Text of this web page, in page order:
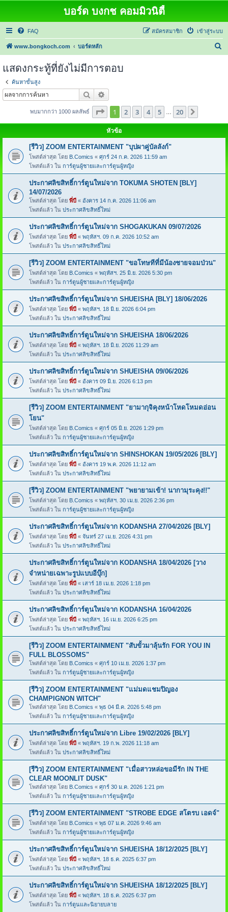
บอร์ด บงกช คอมมิวนิตี้
FAQ เข้าสู่ระบบ
สมัครสมาชิก
www.bongkoch.com บอร์ดหลัก
แสดงกระทู้ที่ยังไม่มีการตอบ
ค้นหาขั้นสูง
ค้นหา
พบมากกว่า 1000 ผลลัพธ์ หน้า จากทั้งหมด 20
1 2 3 4 5 20
หัวข้อ
[รีวิว] ZOOM ENTERTAINMENT "บุปผาคู่บัลลังก์"
โพสต์ล่าสุด โดย B.Comics « ศุกร์ 24 ก.ค. 2026 11:59 am
โพสต์แล้ว ใน การ์ตูนผู้ชายและการ์ตูนผู้หญิง
ประกาศลิขสิทธิ์การ์ตูนใหม่จาก TOKUMA SHOTEN [BLY]
14/07/2026
โพสต์ล่าสุด โดย พี่บี « อังคาร 14 ก.ค. 2026 11:06 am
โพสต์แล้ว ใน ประกาศลิขสิทธิ์ใหม่
ประกาศลิขสิทธิ์การ์ตูนใหม่จาก SHOGAKUKAN 09/07/2026
โพสต์ล่าสุด โดย พี่บี « พฤหัสฯ. 09 ก.ค. 2026 10:52 am
โพสต์แล้ว ใน ประกาศลิขสิทธิ์ใหม่
[รีวิว] ZOOM ENTERTAINMENT "ขอโทษทีที่มีน้องชายจอมป่วน"
โพสต์ล่าสุด โดย B.Comics « พฤหัสฯ. 25 มิ.ย. 2026 5:30 pm
โพสต์แล้ว ใน การ์ตูนผู้ชายและการ์ตูนผู้หญิง
ประกาศลิขสิทธิ์การ์ตูนใหม่จาก SHUEISHA [BLY] 18/06/2026
โพสต์ล่าสุด โดย พี่บี « พฤหัสฯ. 18 มิ.ย. 2026 6:04 pm
โพสต์แล้ว ใน ประกาศลิขสิทธิ์ใหม่
ประกาศลิขสิทธิ์การ์ตูนใหม่จาก SHUEISHA 18/06/2026
โพสต์ล่าสุด โดย พี่บี « พฤหัสฯ. 18 มิ.ย. 2026 11:29 am
โพสต์แล้ว ใน ประกาศลิขสิทธิ์ใหม่
ประกาศลิขสิทธิ์การ์ตูนใหม่จาก SHUEISHA 09/06/2026
โพสต์ล่าสุด โดย พี่บี « อังคาร 09 มิ.ย. 2026 6:13 pm
โพสต์แล้ว ใน ประกาศลิขสิทธิ์ใหม่
[รีวิว] ZOOM ENTERTAINMENT "ยามากุจิคุงหน้าโหดโหมดอ่อน
โยน"
โพสต์ล่าสุด โดย B.Comics « ศุกร์ 05 มิ.ย. 2026 1:29 pm
โพสต์แล้ว ใน การ์ตูนผู้ชายและการ์ตูนผู้หญิง
ประกาศลิขสิทธิ์การ์ตูนใหม่จาก SHINSHOKAN 19/05/2026 [BLY]
โพสต์ล่าสุด โดย พี่บี « อังคาร 19 พ.ค. 2026 11:12 am
โพสต์แล้ว ใน ประกาศลิขสิทธิ์ใหม่
[รีวิว] ZOOM ENTERTAINMENT "พยายามเข้า! นากามุระคุง!!"
โพสต์ล่าสุด โดย B.Comics « พฤหัสฯ. 30 เม.ย. 2026 2:36 pm
โพสต์แล้ว ใน การ์ตูนผู้ชายและการ์ตูนผู้หญิง
ประกาศลิขสิทธิ์การ์ตูนใหม่จาก KODANSHA 27/04/2026 [BLY]
โพสต์ล่าสุด โดย พี่บี « จันทร์ 27 เม.ย. 2026 4:31 pm
โพสต์แล้ว ใน ประกาศลิขสิทธิ์ใหม่
ประกาศลิขสิทธิ์การ์ตูนใหม่จาก KODANSHA 18/04/2026 [วาง
จำหน่ายเฉพาะรูปแบบอีบุ๊ก]
โพสต์ล่าสุด โดย พี่บี « เสาร์ 18 เม.ย. 2026 1:18 pm
โพสต์แล้ว ใน ประกาศลิขสิทธิ์ใหม่
ประกาศลิขสิทธิ์การ์ตูนใหม่จาก KODANSHA 16/04/2026
โพสต์ล่าสุด โดย พี่บี « พฤหัสฯ. 16 เม.ย. 2026 6:25 pm
โพสต์แล้ว ใน ประกาศลิขสิทธิ์ใหม่
[รีวิว] ZOOM ENTERTAINMENT "สับขั้วมาลุ้นรัก FOR YOU IN
FULL BLOSSOMS"
โพสต์ล่าสุด โดย B.Comics « ศุกร์ 10 เม.ย. 2026 1:37 pm
โพสต์แล้ว ใน การ์ตูนผู้ชายและการ์ตูนผู้หญิง
[รีวิว] ZOOM ENTERTAINMENT "แม่มดแชมปิญอง
CHAMPIGNON WITCH"
โพสต์ล่าสุด โดย B.Comics « พุธ 04 มี.ค. 2026 5:48 pm
โพสต์แล้ว ใน การ์ตูนผู้ชายและการ์ตูนผู้หญิง
ประกาศลิขสิทธิ์การ์ตูนใหม่จาก Libre 19/02/2026 [BLY]
โพสต์ล่าสุด โดย พี่บี « พฤหัสฯ. 19 ก.พ. 2026 11:18 am
โพสต์แล้ว ใน ประกาศลิขสิทธิ์ใหม่
[รีวิว] ZOOM ENTERTAINMENT "เมื่อสาวหล่อขอมีรัก IN THE
CLEAR MOONLIT DUSK"
โพสต์ล่าสุด โดย B.Comics « ศุกร์ 30 ม.ค. 2026 1:21 pm
โพสต์แล้ว ใน การ์ตูนผู้ชายและการ์ตูนผู้หญิง
[รีวิว] ZOOM ENTERTAINMENT "STROBE EDGE สโตรบ เอดจ์"
โพสต์ล่าสุด โดย B.Comics « พุธ 07 ม.ค. 2026 9:46 am
โพสต์แล้ว ใน การ์ตูนผู้ชายและการ์ตูนผู้หญิง
ประกาศลิขสิทธิ์การ์ตูนใหม่จาก SHUEISHA 18/12/2025 [BLY]
โพสต์ล่าสุด โดย พี่บี « พฤหัสฯ. 18 ธ.ค. 2025 6:37 pm
โพสต์แล้ว ใน ประกาศลิขสิทธิ์ใหม่
ประกาศลิขสิทธิ์การ์ตูนใหม่จาก SHUEISHA 18/12/2025 [BLY]
โพสต์ล่าสุด โดย พี่บี « พฤหัสฯ. 18 ธ.ค. 2025 6:37 pm
โพสต์แล้ว ใน การ์ตูนและนิยายบลาย